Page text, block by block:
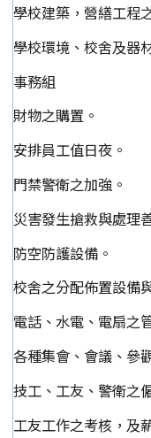
學校建築，營繕工程
學校環境、校舍及器
事務組
財物之購置。
安排員工值日夜。
門禁警衛之加強。
災害發生搶救與處理
防空防護設備。
校舍之分配佈置設備
電話、水電、電扇之
各種集會、會議、參
技工、工友、警衛之
工友工作之考核，及